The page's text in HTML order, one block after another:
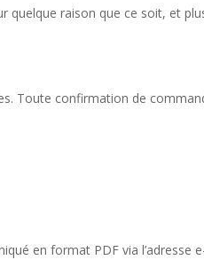
quelque raison que ce soit, et
Toute confirmation de
en format PDF via l’adresse